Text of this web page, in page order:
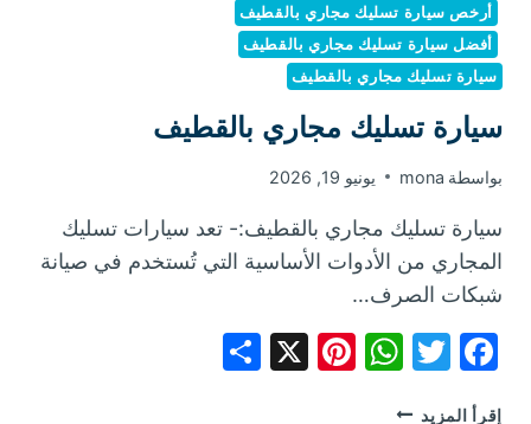
أرخص سيارة تسليك مجاري بالقطيف
أفضل سيارة تسليك مجاري بالقطيف
سيارة تسليك مجاري بالقطيف
سيارة تسليك مجاري بالقطيف
بواسطة mona يونيو 19, 2026
سيارة تسليك مجاري بالقطيف:- تعد سيارات تسليك
المجاري من الأدوات الأساسية التي تُستخدم في صيانة
شبكات الصرف…
Facebook
Twitter
WhatsApp
Pinterest
X
إقرأ المزيد سيارة